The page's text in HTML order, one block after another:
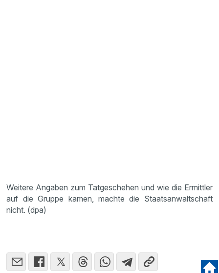
Weitere Angaben zum Tatgeschehen und wie die Ermittler
auf die Gruppe kamen, machte die Staatsanwaltschaft
nicht. (dpa)